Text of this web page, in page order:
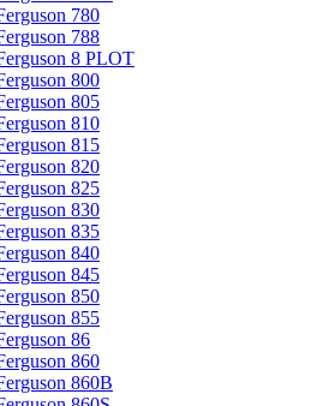
780
788
8 PLOT
800
805
810
815
820
825
830
835
840
845
850
855
86
860
860B